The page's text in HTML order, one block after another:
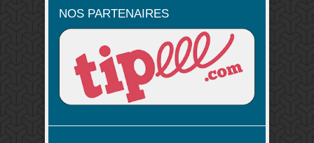
NOS PARTENAIRES